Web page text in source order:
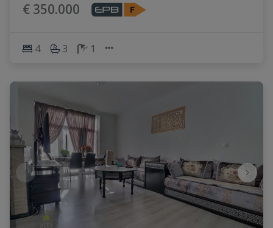
€ 350.000
4 3 1